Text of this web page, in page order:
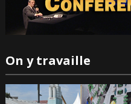
On y travaille